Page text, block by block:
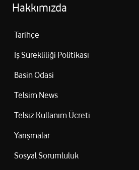
Hakkımızda
Tarihçe
İş Sürekliliği Politikası
Basin Odasi
Telsim News
Telsiz Kullanım Ücreti
Yarışmalar
Sosyal Sorumluluk